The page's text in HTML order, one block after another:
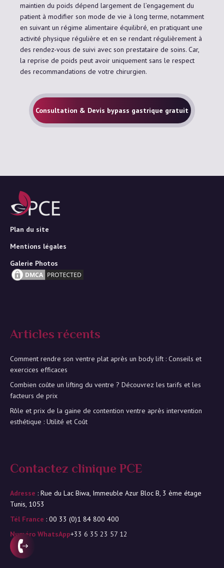
maintien du poids dépend largement de l’engagement du
patient à modifier son mode de vie à long terme, notamment
en suivant un régime alimentaire équilibré, en pratiquant une
activité physique régulière et en se rendant régulièrement à
des rendez-vous de suivi avec son prestataire de soins. Car,
la reprise de poids peut avoir uniquement sans le respect
des recommandations de votre chirurgien.
Consultation & Devis bypass gastrique gratuit
Plan du site
Mentions légales
Galerie Photos
Articles récents
Comment rendre son ventre plat après un body lift : Conseils et
exercices efficaces
Combien coûte un lifting du ventre ? Découvrez les tarifs et les
facteurs de prix
Rôle et prix de la gaine de contention ventre après intervention
esthétique : Utilité et Coût
Contactez clinique PCE
Adresse : Rue du Lac Biwa, Immeuble Azur Bloc B, 3 ème étage
Tunis, 1053
Tél France : 00 33 (0)1 84 800 400
Numéro WhatsApp+33 6 35 23 57 12